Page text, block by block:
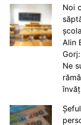
Noi
Alin
Ne